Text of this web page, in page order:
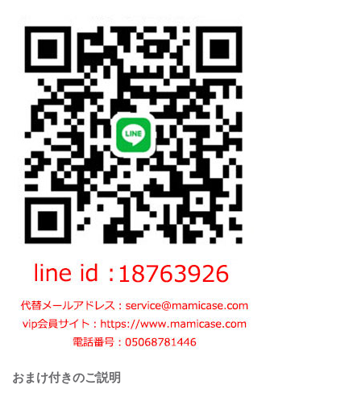
おまけ付きのご説明